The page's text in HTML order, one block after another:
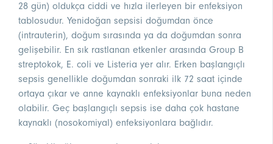
28 gün) oldukça ciddi ve hızla ilerleyen bir enfeksiyon
tablosudur. Yenidoğan sepsisi doğumdan önce
(intrauterin), doğum sırasında ya da doğumdan sonra
gelişebilir. En sık rastlanan etkenler arasında Group B
streptokok, E. coli ve Listeria yer alır. Erken başlangıçlı
sepsis genellikle doğumdan sonraki ilk 72 saat içinde
ortaya çıkar ve anne kaynaklı enfeksiyonlar buna neden
olabilir. Geç başlangıçlı sepsis ise daha çok hastane
kaynaklı (nosokomiyal) enfeksiyonlara bağlıdır.